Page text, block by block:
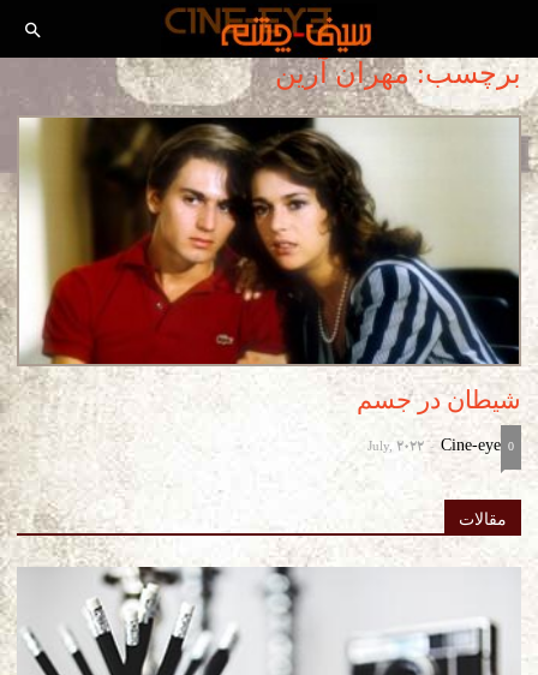
برچسب: مهران آرین
شیطان در جسم
Cine-eye
-
July, 2022 0
مقالات